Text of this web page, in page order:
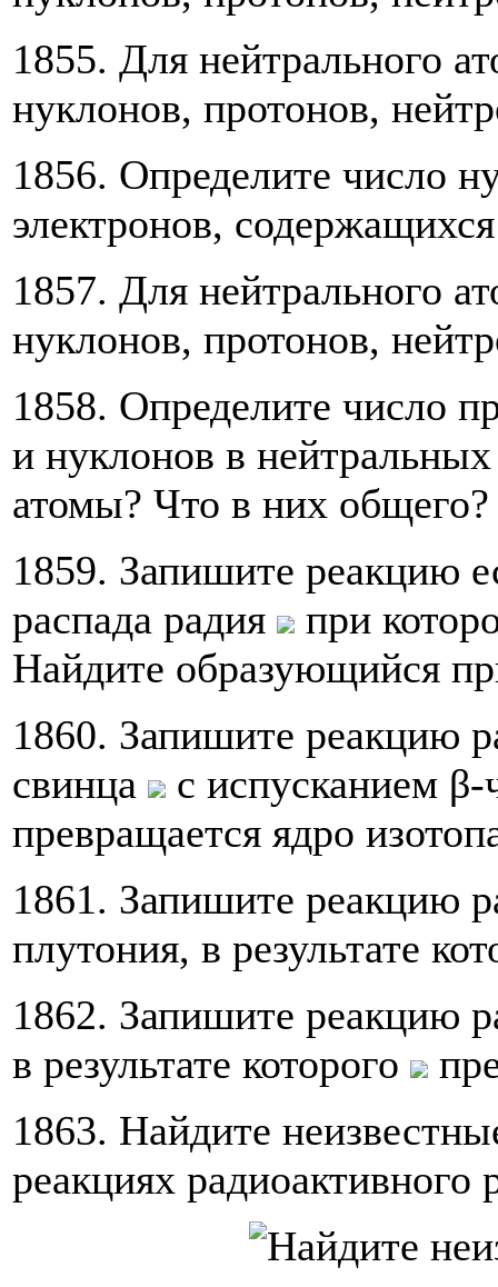
1855. Для нейтрального
нуклонов, протонов,
1856. Определите число
электронов,
1857. Для нейтрального
нуклонов, протонов,
1858. Определите число
и нуклонов в
атомы? Что в них общего?
1859. Запишите реакцию
распада радия
при
Найдите образующийся
1860. Запишите реакцию
свинца
с испусканием
превращается ядро
1861. Запишите реакцию
плутония, в результате
1862. Запишите реакцию
в результате которого
1863. Найдите
реакциях радиоактивного